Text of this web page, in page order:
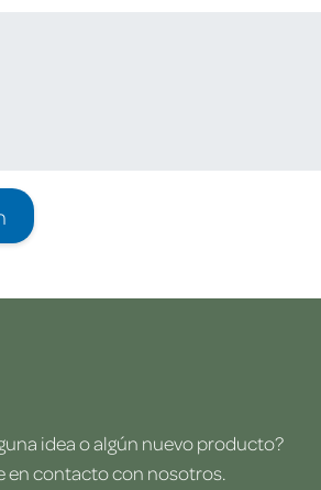
idea o algún nuevo producto?
en contacto con nosotros.